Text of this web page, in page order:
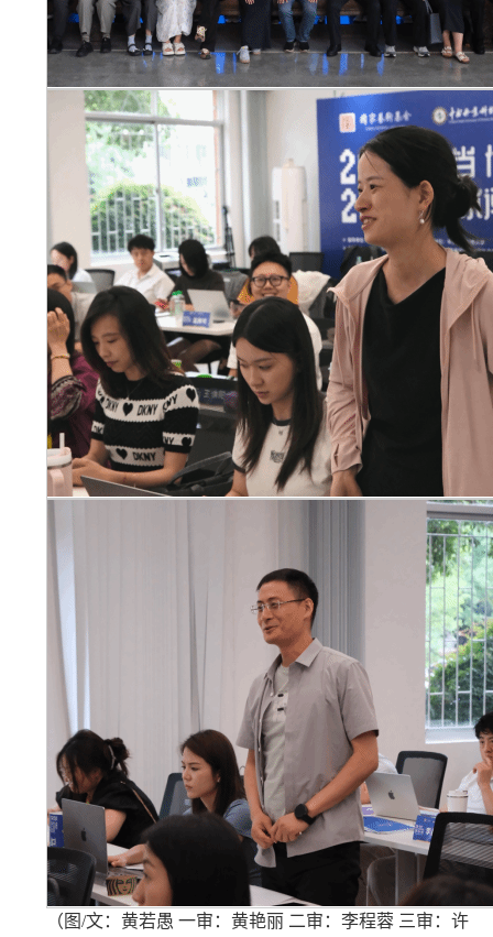
（图/文：黄若愚 一审：黄艳丽 二审：李程蓉 三审：许